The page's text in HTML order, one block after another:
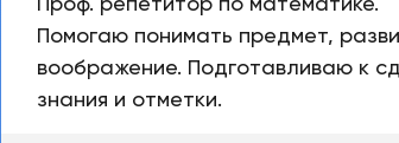
Помогаю понимать предмет,
воображение. Подготавливаю к
знания и отметки.